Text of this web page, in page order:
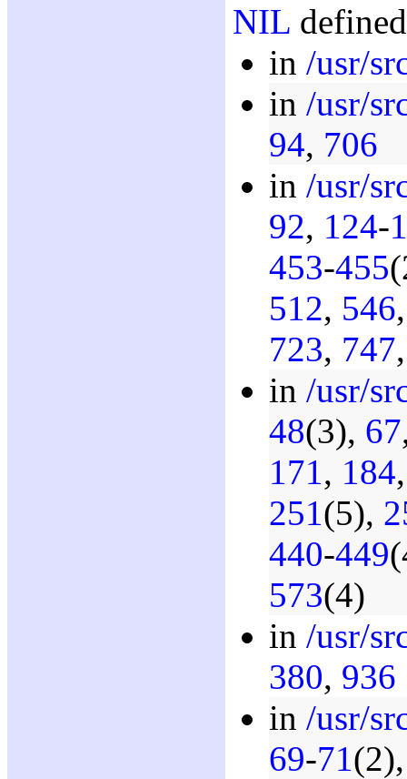
NIL
in /usr/
in /usr/
94, 706
in /usr/
92, 124-
453-455
512, 546
723, 747
in /usr/
48(3), 67
171 , 184
251 (5),
440-449
573(4)
in /usr/
380, 936
in /usr/
69-71